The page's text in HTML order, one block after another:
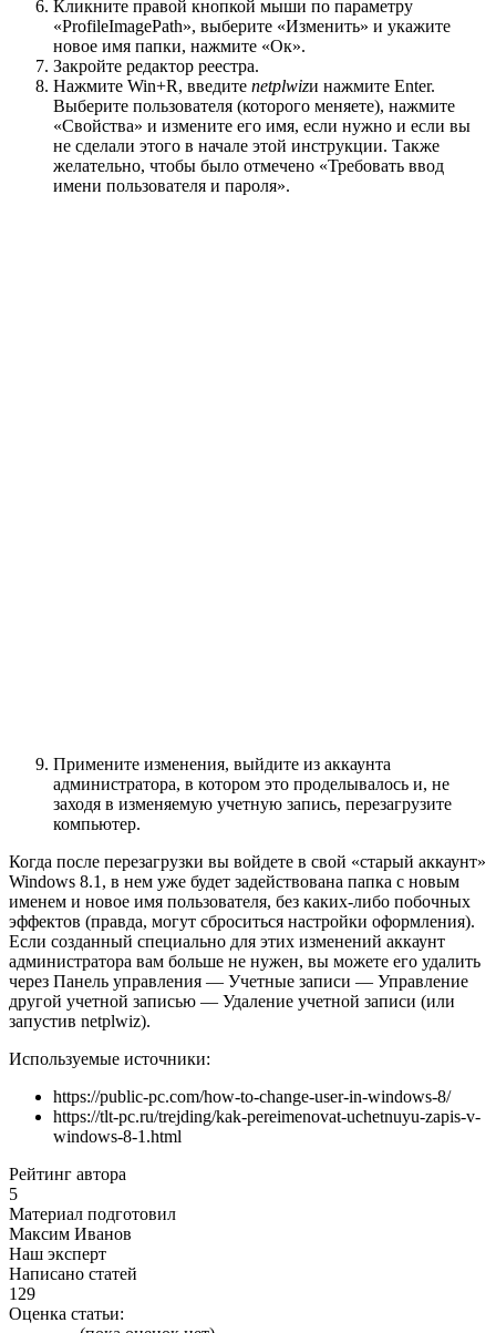
Кликните правой кнопкой мыши по параметру
«ProfileImagePath», выберите «Изменить» и укажите
новое имя папки, нажмите «Ок».
Закройте редактор реестра.
Нажмите Win+R, введите netplwizи нажмите Enter.
Выберите пользователя (которого меняете), нажмите
«Свойства» и измените его имя, если нужно и если вы
не сделали этого в начале этой инструкции. Также
желательно, чтобы было отмечено «Требовать ввод
имени пользователя и пароля».
Примените изменения, выйдите из аккаунта
администратора, в котором это проделывалось и, не
заходя в изменяемую учетную запись, перезагрузите
компьютер.
Когда после перезагрузки вы войдете в свой «старый аккаунт»
Windows 8.1, в нем уже будет задействована папка с новым
именем и новое имя пользователя, без каких-либо побочных
эффектов (правда, могут сброситься настройки оформления).
Если созданный специально для этих изменений аккаунт
администратора вам больше не нужен, вы можете его удалить
через Панель управления — Учетные записи — Управление
другой учетной записью — Удаление учетной записи (или
запустив netplwiz).
Используемые источники:
https://public-pc.com/how-to-change-user-in-windows-8/
https://tlt-pc.ru/trejding/kak-pereimenovat-uchetnuyu-zapis-v-
windows-8-1.html
Рейтинг автора
5
Материал подготовил
Максим Иванов
Наш эксперт
Написано статей
129
Оценка статьи: